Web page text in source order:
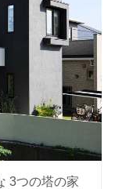
3つの塔の家